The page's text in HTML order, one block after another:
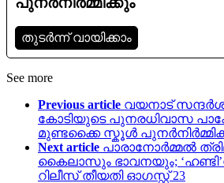
തുടര്‍ന്ന് വായിക്കാം
See more
Previous article വയനാട്
കോടിയുടെ പുനരധിവാസ
മുണ്ടക്കൈ സ്കൂൾ
Next article പാരാനോർമ്മൽ
കൈലാസും ഭാവനയും;
റിലീസ് തീയതി ഓഗസ്റ്റ് 23